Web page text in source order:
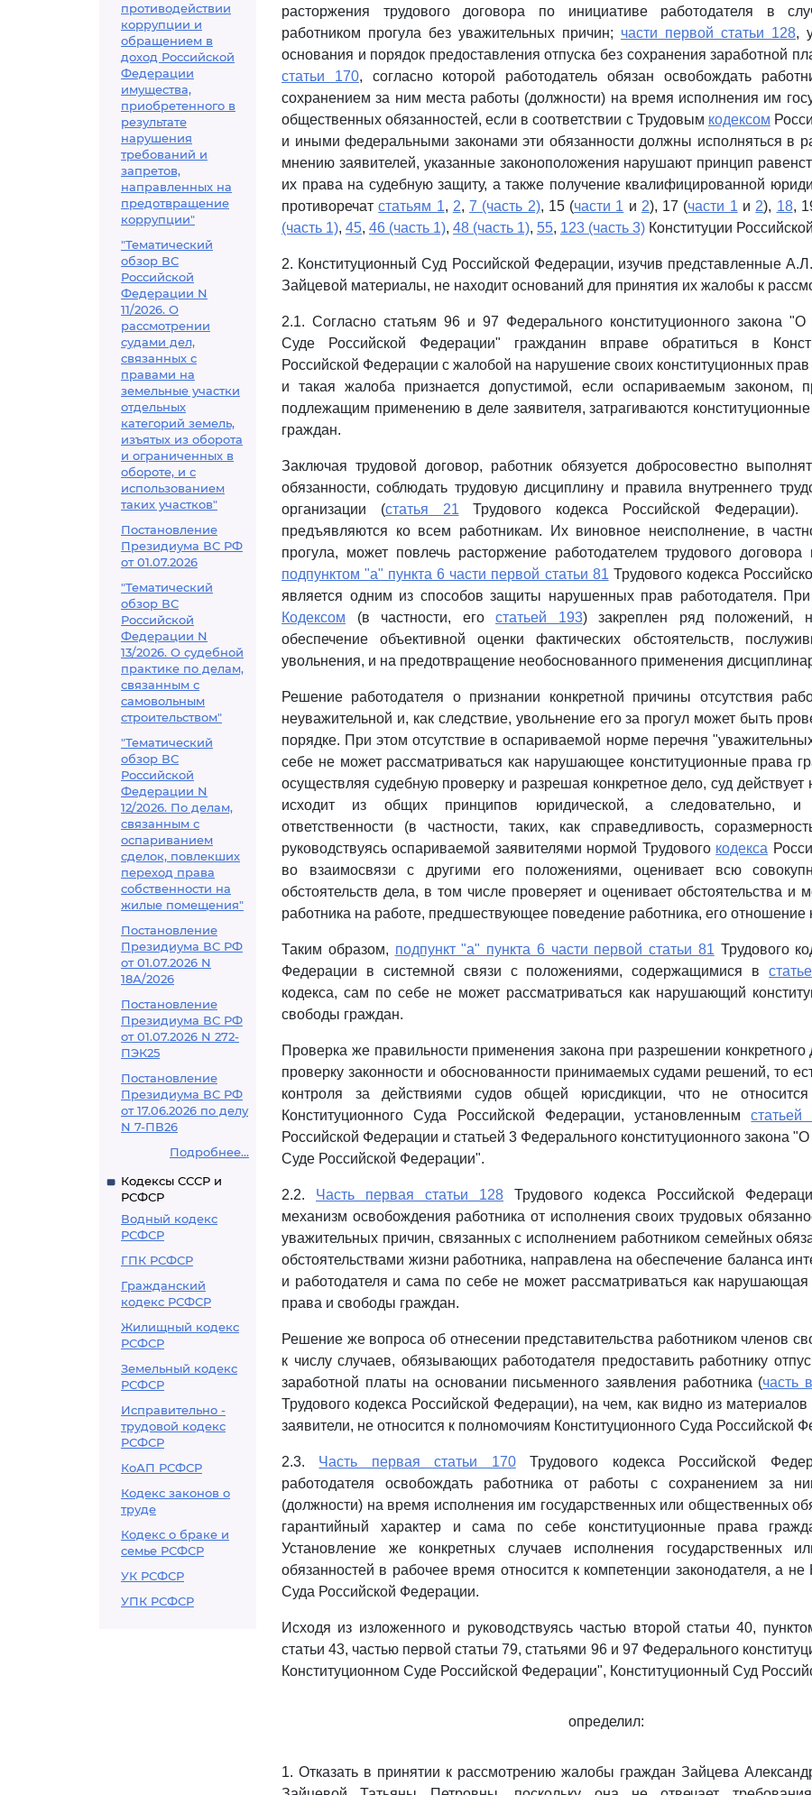
противодействии
коррупции и
обращением в
доход Российской
Федерации
имущества,
приобретенного в
результате
нарушения
требований и
запретов,
направленных на
предотвращение
коррупции"
"Тематический
обзор ВС
Российской
Федерации N
11/2026. О
рассмотрении
судами дел,
связанных с
правами на
земельные участки
отдельных
категорий земель,
изъятых из оборота
и ограниченных в
обороте, и с
использованием
таких участков"
Постановление
Президиума ВС РФ
от 01.07.2026
"Тематический
обзор ВС
Российской
Федерации N
13/2026. О судебной
практике по делам,
связанным с
самовольным
строительством"
"Тематический
обзор ВС
Российской
Федерации N
12/2026. По делам,
связанным с
оспариванием
сделок, повлекших
переход права
собственности на
жилые помещения"
Постановление
Президиума ВС РФ
от 01.07.2026 N
18А/2026
Постановление
Президиума ВС РФ
от 01.07.2026 N 272-
ПЭК25
Постановление
Президиума ВС РФ
от 17.06.2026 по делу
N 7-ПВ26
Подробнее...
Кодексы СССР и
РСФСР
Водный кодекс
РСФСР
ГПК РСФСР
Гражданский
кодекс РСФСР
Жилищный кодекс
РСФСР
Земельный кодекс
РСФСР
Исправительно -
трудовой кодекс
РСФСР
КоАП РСФСР
Кодекс законов о
труде
Кодекс о браке и
семье РСФСР
УК РСФСР
УПК РСФСР
расторжения трудового договора по инициативе работодателя в
работником прогула без уважительных причин; части первой статьи 128,
основания и порядок предоставления отпуска без сохранения заработной
статьи 170, согласно которой работодатель обязан освобождать
сохранением за ним места работы (должности) на время исполнения им
общественных обязанностей, если в соответствии с Трудовым кодексом
и иными федеральными законами эти обязанности должны исполняться в
мнению заявителей, указанные законоположения нарушают принцип
их права на судебную защиту, а также получение квалифицированной
противоречатстатьям 1, 2,7 (часть 2), 15 (части 1 и 2), 17 (части 1 и 2), 18,
(часть 1), 45, 46 (часть 1), 48 (часть 1), 55, 123 (часть 3) Конституции
2. Конституционный Суд Российской Федерации, изучив представленные
Зайцевой материалы, не находит оснований для принятия их жалобы к
2.1. Согласно статьям 96 и 97 Федерального конституционного закона "О
Суде Российской Федерации" гражданин вправе обратиться в
Российской Федерации с жалобой на нарушение своих конституционных
и такая жалоба признается допустимой, если оспариваемым законом,
подлежащим применению в деле заявителя, затрагиваются
граждан.
Заключая трудовой договор, работник обязуется добросовестно
обязанности, соблюдать трудовую дисциплину и правила внутреннего
организации (статья 21 Трудового кодекса Российской Федерации).
предъявляются ко всем работникам. Их виновное неисполнение, в
прогула, может повлечь расторжение работодателем трудового договора
подпунктом "а" пункта 6 части первой статьи 81 Трудового кодекса
является одним из способов защиты нарушенных прав работодателя.
Кодексом (в частности, его статьей 193) закреплен ряд положений,
обеспечение объективной оценки фактических обстоятельств,
увольнения, и на предотвращение необоснованного применения
Решение работодателя о признании конкретной причины отсутствия
неуважительной и, как следствие, увольнение его за прогул может быть
порядке. При этом отсутствие в оспариваемой норме перечня
себе не может рассматриваться как нарушающее конституционные права
осуществляя судебную проверку и разрешая конкретное дело, суд действует
исходит из общих принципов юридической, а следовательно, и
ответственности (в частности, таких, как справедливость,
руководствуясь оспариваемой заявителями нормой Трудового кодекса
во взаимосвязи с другими его положениями, оценивает всю
обстоятельств дела, в том числе проверяет и оценивает обстоятельства и
работника на работе, предшествующее поведение работника, его отношение
Таким образом, подпункт "а" пункта 6 части первой статьи 81 Трудового
Федерации в системной связи с положениями, содержащимися в
кодекса, сам по себе не может рассматриваться как нарушающий
свободы граждан.
Проверка же правильности применения закона при разрешении конкретного
проверку законности и обоснованности принимаемых судами решений, то
контроля за действиями судов общей юрисдикции, что не
Конституционного Суда Российской Федерации, установленнымстатьей
Российской Федерации и статьей 3 Федерального конституционного закона
Суде Российской Федерации".
2.2. Часть первая статьи 128 Трудового кодекса Российской
механизм освобождения работника от исполнения своих трудовых
уважительных причин, связанных с исполнением работником семейных
обстоятельствами жизни работника, направлена на обеспечение баланса
и работодателя и сама по себе не может рассматриваться как нарушающая
права и свободы граждан.
Решение же вопроса об отнесении представительства работником членов
к числу случаев, обязывающих работодателя предоставить работнику
заработной платы на основании письменного заявления работника (часть
Трудового кодекса Российской Федерации), на чем, как видно из
заявители, не относится к полномочиям Конституционного Суда Российской
2.3. Часть первая статьи 170Трудового кодекса Российской
работодателя освобождать работника от работы с сохранением за
(должности) на время исполнения им государственных или общественных
гарантийный характер и сама по себе конституционные права
Установление же конкретных случаев исполнения государственных
обязанностей в рабочее время относится к компетенции законодателя, а не
Суда Российской Федерации.
Исходя из изложенного и руководствуясь частью второй статьи 40,
статьи 43, частью первой статьи 79, статьями 96 и 97 Федерального
Конституционном Суде Российской Федерации", Конституционный Суд
определил:
1. Отказать в принятии к рассмотрению жалобы граждан Зайцева